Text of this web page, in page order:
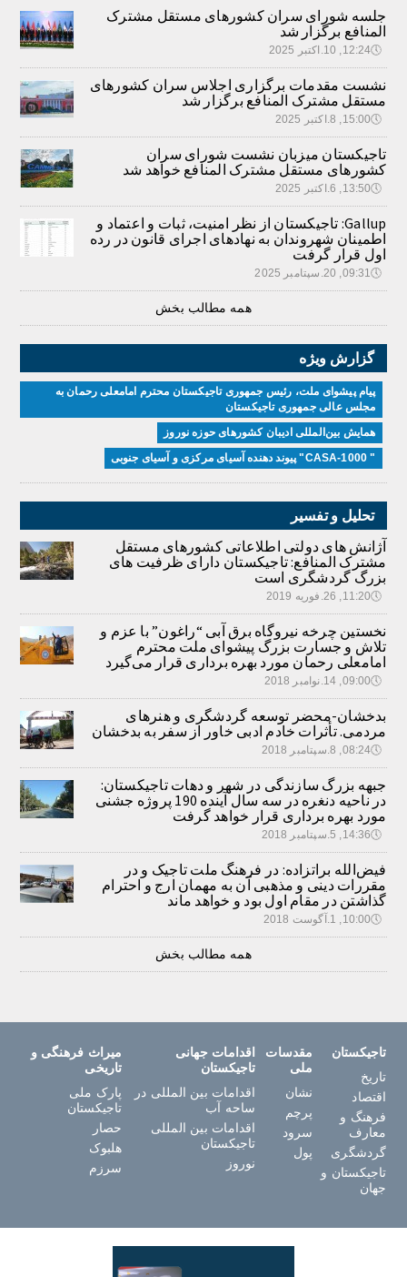
جلسه شورای سران کشورهای مستقل مشترک
المنافع برگزار شد
🕔12:24, 10.اکتبر 2025
نشست مقدمات برگزاری اجلاس سران کشورهای
مستقل مشترک المنافع برگزار شد
🕔15:00, 8.اکتبر 2025
تاجیکستان میزبان نشست شورای سران
کشورهای مستقل مشترک المنافع خواهد شد
🕔13:50, 6.اکتبر 2025
Gallup: تاجیکستان از نظر امنیت، ثبات و اعتماد و
اطمینان شهروندان به نهادهای اجرای قانون در رده
اول قرار گرفت
🕔09:31, 20.سپتامبر 2025
همه مطالب بخش
گزارش ویژه
پیام پیشوای ملت، رئیس جمهوری تاجیکستان محترم امامعلی رحمان به
مجلس عالی جمهوری تاجیکستان
همایش بین‌المللی ادیبان کشور‌های حوزه نوروز
" CASA-1000" پیوند دهنده آسیای مرکزی و آسیای جنوبی
تحلیل و تفسیر
آژانش های دولتی اطلاعاتی کشورهای مستقل
مشترک المنافع: تاجیکستان دارای ظرفیت های
بزرگ گردشگری است
🕔11:20, 26.فوریه 2019
نخستین چرخه نیروگاه برق آبی “راغون” با عزم و
تلاش و جسارت بزرگ پیشوای ملت محترم
امامعلی رحمان مورد بهره برداری قرار می‌گیرد
🕔09:00, 14.نوامبر 2018
بدخشان-محضر توسعه گردشگری و هنرهای
مردمی. تأثرات خادم ادبی خاور از سفر به بدخشان
🕔08:24, 8.سپتامبر 2018
جبهه بزرگ سازندگی در شهر و دهات تاجیکستان:
در ناحیه دنغره در سه سال آینده 190 پروژه جشنی
مورد بهره برداری قرار خواهد گرفت
🕔14:36, 5.سپتامبر 2018
فیض‌الله براتزاده: در فرهنگ ملت تاجیک و در
مقررات دینی و مذهبی آن به مهمان ارج و احترام
گذاشتن در مقام اول بود و خواهد ماند
🕔10:00, 1.آگوست 2018
همه مطالب بخش
تاجیکستان
تاریخ
اقتصاد
فرهنگ و
معارف
گردشگری
تاجیکستان و
جهان
مقدسات
ملی
نشان
پرچم
سرود
پول
اقدامات جهانی
تاجیکستان
اقدامات بین المللی در
ساحه آب
اقدامات بین المللی
تاجیکستان
نوروز
میراث فرهنگی و
تاریخی
پارک ملی
تاجیکستان
حصار
هلبوک
سرزم